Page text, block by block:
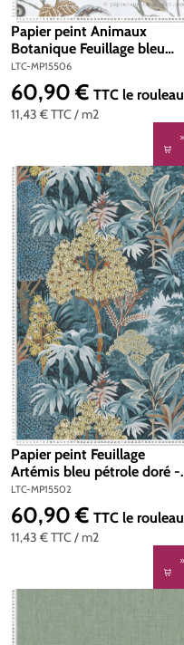
Papier peint Animaux
Botanique Feuillage bleu
doux doré - Maison Paradis
de Lutèce | Réf. LTC-
MP15506
LTC-MP15506
11,43 €TTC / m2
Prix régulier :
60,90 € TTC le rouleau
Papier peint Feuillage
Artémis bleu pétrole doré -
Maison Paradis de Lutèce |
Réf. LTC-MP15502
LTC-MP15502
11,43 €TTC / m2
Prix régulier :
60,90 € TTC le rouleau